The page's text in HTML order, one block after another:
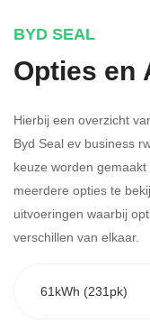
BYD SEAL
Opties en
Hierbij een overzicht
Byd Seal ev business
keuze worden
meerdere opties te
uitvoeringen waarbij
verschillen van elkaar.
61kWh (231pk)